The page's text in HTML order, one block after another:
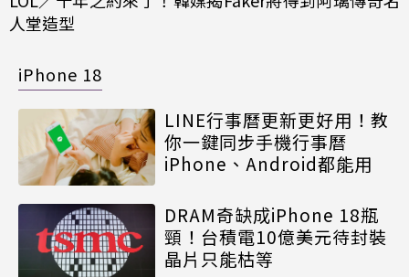
人堂造型
iPhone 18
LINE行事曆更新更好用！教
你一鍵同步手機行事曆
iPhone、Android都能用
DRAM奇缺成iPhone 18瓶
頸！台積電10億美元待封裝
晶片只能枯等